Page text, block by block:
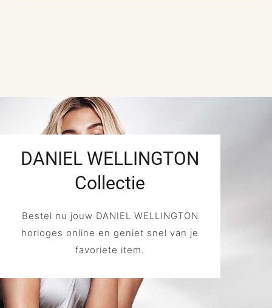
DANIEL WELLINGTON
Collectie
Bestel nu jouw DANIEL WELLINGTON
horloges online en geniet snel van je
favoriete item.